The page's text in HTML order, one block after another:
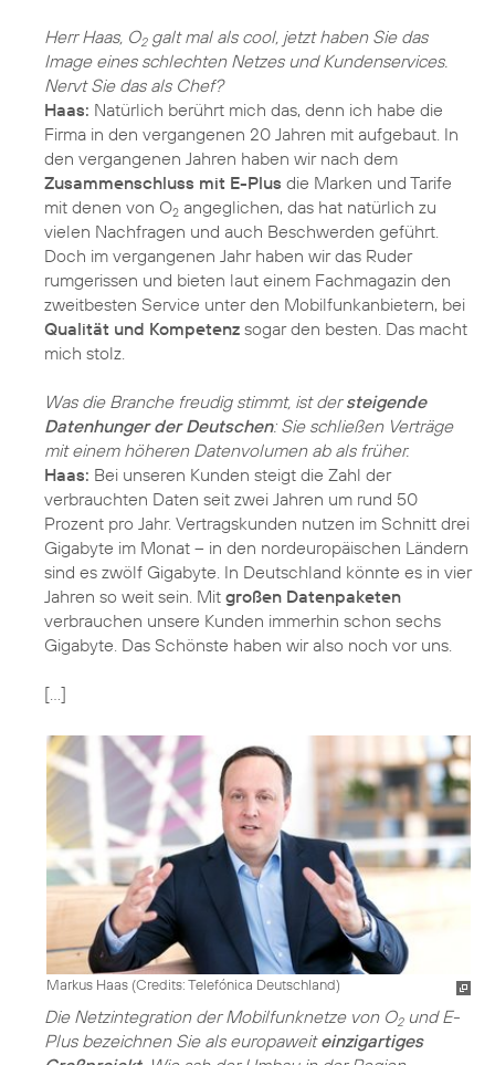
Herr Haas, O2galt mal als cool, jetzt haben Sie das
Image eines schlechten Netzes und Kundenservices.
Nervt Sie das als Chef?
Haas: Natürlich berührt mich das, denn ich habe die
Firma in den vergangenen 20 Jahren mit aufgebaut. In
den vergangenen Jahren haben wir nach dem
Zusammenschluss mit E-Plus die Marken und Tarife
mit denen von O2 angeglichen, das hat natürlich zu
vielen Nachfragen und auch Beschwerden geführt.
Doch im vergangenen Jahr haben wir das Ruder
rumgerissen und bieten laut einem Fachmagazin den
zweitbesten Service unter den Mobilfunkanbietern, bei
Qualität und Kompetenz sogar den besten. Das macht
mich stolz.
Was die Branche freudig stimmt, ist dersteigende
Datenhunger der Deutschen: Sie schließen Verträge
mit einem höheren Datenvolumen ab als früher.
Haas: Bei unseren Kunden steigt die Zahl der
verbrauchten Daten seit zwei Jahren um rund 50
Prozent pro Jahr. Vertragskunden nutzen im Schnitt drei
Gigabyte im Monat – in den nordeuropäischen Ländern
sind es zwölf Gigabyte. In Deutschland könnte es in vier
Jahren so weit sein. Mit großen Datenpaketen
verbrauchen unsere Kunden immerhin schon sechs
Gigabyte. Das Schönste haben wir also noch vor uns.
[…]
Markus Haas (Credits: Telefónica Deutschland)
Die Netzintegration der Mobilfunknetze von O2und E-
Plus bezeichnen Sie als europaweiteinzigartiges